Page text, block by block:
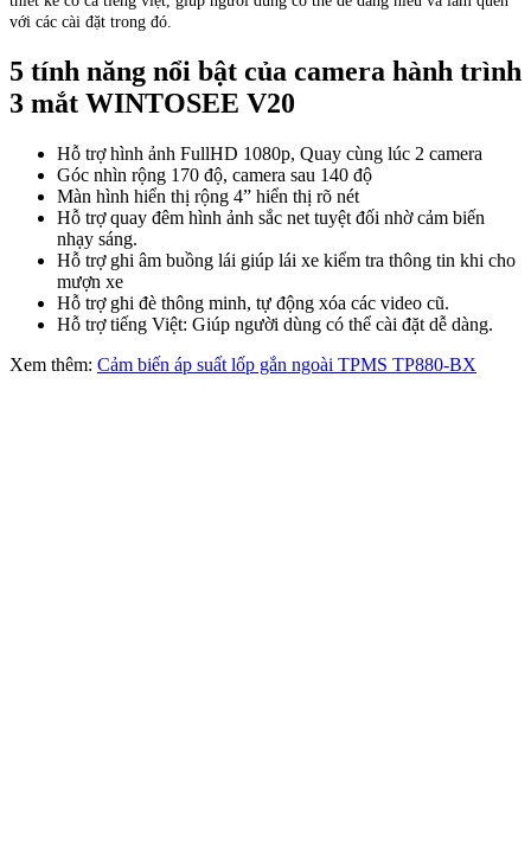
với các cài đặt trong đó.
5 tính năng nổi bật của camera hành trình
3 mắt WINTOSEE V20
Hỗ trợ hình ảnh FullHD 1080p, Quay cùng lúc 2 camera
Góc nhìn rộng 170 độ, camera sau 140 độ
Màn hình hiển thị rộng 4” hiển thị rõ nét
Hỗ trợ quay đêm hình ảnh sắc net tuyệt đối nhờ cảm biến
nhạy sáng.
Hỗ trợ ghi âm buồng lái giúp lái xe kiểm tra thông tin khi cho
mượn xe
Hỗ trợ ghi đè thông minh, tự động xóa các video cũ.
Hỗ trợ tiếng Việt: Giúp người dùng có thể cài đặt dễ dàng.
Xem thêm: Cảm biến áp suất lốp gắn ngoài TPMS TP880-BX